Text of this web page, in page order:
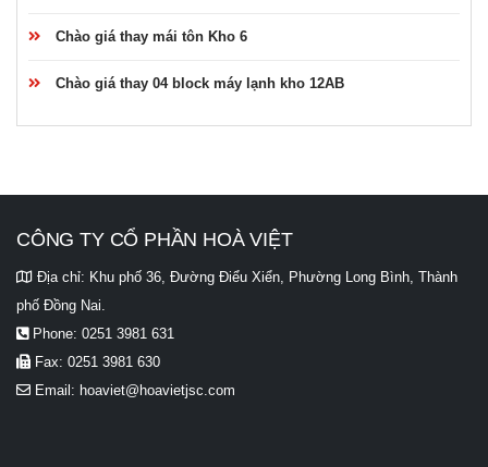
Chào giá thay mái tôn Kho 6
Chào giá thay 04 block máy lạnh kho 12AB
CÔNG TY CỔ PHẦN HOÀ VIỆT
Địa chỉ: Khu phố 36, Đường Điểu Xiển, Phường Long Bình, Thành
phố Đồng Nai.
Phone: 0251 3981 631
Fax: 0251 3981 630
Email: hoaviet@hoavietjsc.com